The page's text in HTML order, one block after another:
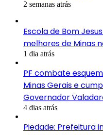
2 semanas atrás
Escola de Bom
melhores de Minas
1 dia atrás
PF combate
Minas Gerais e
Governador
4 dias atrás
Piedade: Prefeitura